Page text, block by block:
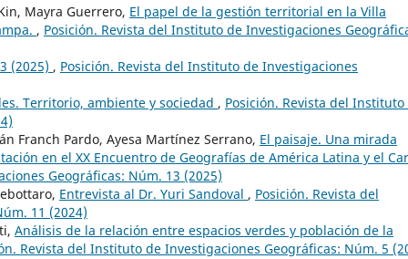
Mayra Guerrero, El papel de la gestión territorial en la Villa
, Posición. Revista del Instituto de Investigaciones
(2025) , Posición. Revista del Instituto de Investigaciones
Territorio, ambiente y sociedad , Posición. Revista del Instituto
Franch Pardo, Ayesa Martínez Serrano, El paisaje. Una mirada
en el XX Encuentro de Geografías de América Latina y el
Geográficas: Núm. 13 (2025)
Entrevista al Dr. Yuri Sandoval , Posición. Revista del
11 (2024)
Análisis de la relación entre espacios verdes y población de la
Revista del Instituto de Investigaciones Geográficas: Núm. 5